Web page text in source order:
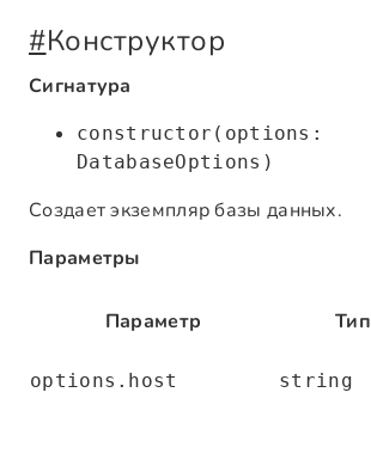
#Конструктор
Сигнатура
constructor(options:
DatabaseOptions)
Создает экземпляр базы данных.
Параметры
Параметр Тип
options.host string